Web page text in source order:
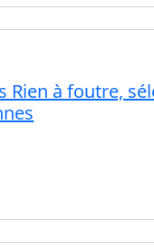
Rien à foutre,